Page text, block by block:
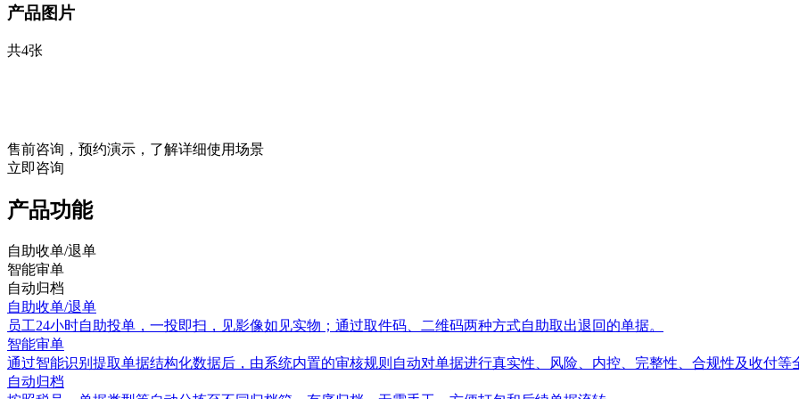
产品图片
共4张
售前咨询，预约演示，了解详细使用场景
立即咨询
产品功能
自助收单/退单
智能审单
自动归档
自助收单/退单
员工24小时自助投单，一投即扫，见影像如见实物；通过取件码、二维码两种方式自助取出退回的单据。
智能审单
通过智能识别提取单据结构化数据后，由系统内置的审核规则自动对单据进行真实性、风险、内控、完整性、合规性及收付等
自动归档